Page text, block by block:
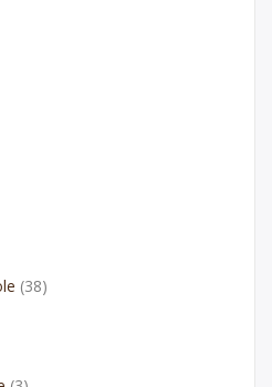
(38)